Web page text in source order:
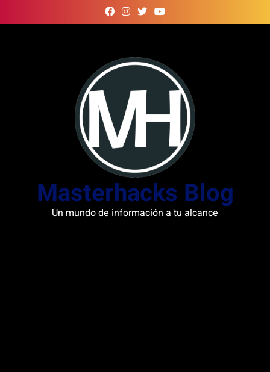
to
Masterhacks Blog
Un mundo de información a tu alcance